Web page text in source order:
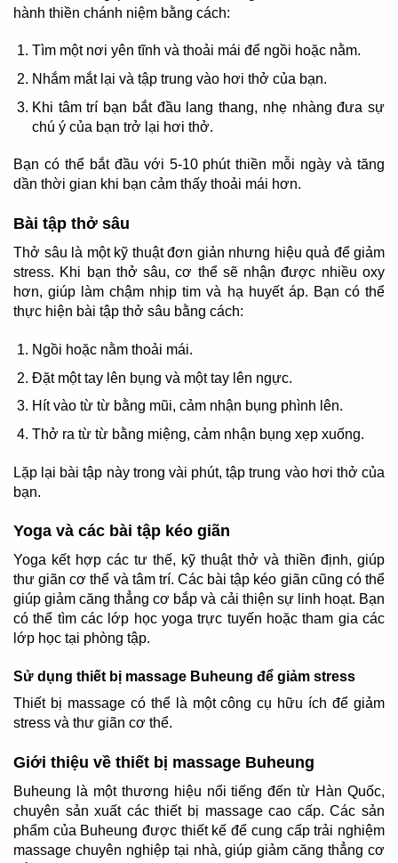
hành thiền chánh niệm bằng cách:
Tìm một nơi yên tĩnh và thoải mái để ngồi hoặc nằm.
Nhắm mắt lại và tập trung vào hơi thở của bạn.
Khi tâm trí bạn bắt đầu lang thang, nhẹ nhàng đưa sự
chú ý của bạn trở lại hơi thở.
Bạn có thể bắt đầu với 5-10 phút thiền mỗi ngày và tăng
dần thời gian khi bạn cảm thấy thoải mái hơn.
Bài tập thở sâu
Thở sâu là một kỹ thuật đơn giản nhưng hiệu quả để giảm
stress. Khi bạn thở sâu, cơ thể sẽ nhận được nhiều oxy
hơn, giúp làm chậm nhịp tim và hạ huyết áp. Bạn có thể
thực hiện bài tập thở sâu bằng cách:
Ngồi hoặc nằm thoải mái.
Đặt một tay lên bụng và một tay lên ngực.
Hít vào từ từ bằng mũi, cảm nhận bụng phình lên.
Thở ra từ từ bằng miệng, cảm nhận bụng xẹp xuống.
Lặp lại bài tập này trong vài phút, tập trung vào hơi thở của
bạn.
Yoga và các bài tập kéo giãn
Yoga kết hợp các tư thế, kỹ thuật thở và thiền định, giúp
thư giãn cơ thể và tâm trí. Các bài tập kéo giãn cũng có thể
giúp giảm căng thẳng cơ bắp và cải thiện sự linh hoạt. Bạn
có thể tìm các lớp học yoga trực tuyến hoặc tham gia các
lớp học tại phòng tập.
Sử dụng thiết bị massage Buheung để giảm stress
Thiết bị massage có thể là một công cụ hữu ích để giảm
stress và thư giãn cơ thể.
Giới thiệu về thiết bị massage Buheung
Buheung là một thương hiệu nổi tiếng đến từ Hàn Quốc,
chuyên sản xuất các thiết bị massage cao cấp. Các sản
phẩm của Buheung được thiết kế để cung cấp trải nghiệm
massage chuyên nghiệp tại nhà, giúp giảm căng thẳng cơ